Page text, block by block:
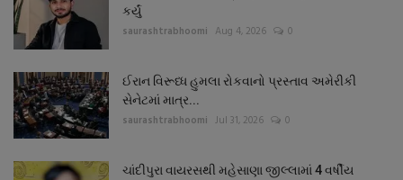
કર્યું
saurashtrabhoomi Aug 4, 2026 0
ઈરાન વિરૂધ્ધ હુમલા રોકવાનો પ્રસ્તાવ અમેરીકી
સેનેટમાં માત્ર...
saurashtrabhoomi Jul 31, 2026 0
ચાંદીપુરા વાયરસથી મહેસાણા જીલ્લામાં 4 વર્ષીય